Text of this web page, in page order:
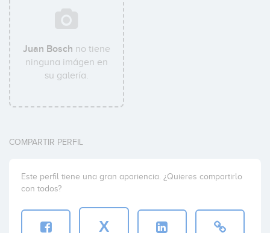
Juan Bosch no tiene
ninguna imágen en
su galería.
COMPARTIR PERFIL
Este perfil tiene una gran apariencia. ¿Quieres compartirlo
con todos?
X